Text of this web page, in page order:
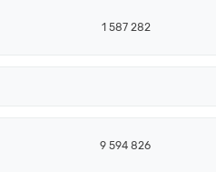
1 587 282
9 594 826